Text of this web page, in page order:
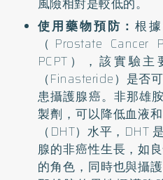
使用藥物預防：根
（Prostate
PCPT），該實驗
（Finasteride）是否
患攝護腺癌。非那雄
製劑，可以降低血液
（DHT）水平，DHT
腺的非癌性生長，如
的角色，同時也與攝